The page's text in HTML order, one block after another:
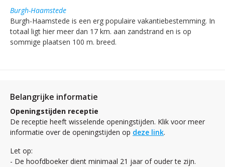
Burgh-Haamstede
Burgh-Haamstede is een erg populaire vakantiebestemming. In
totaal ligt hier meer dan 17 km. aan zandstrand en is op
sommige plaatsen 100 m. breed.
Belangrijke informatie
Openingstijden receptie
De receptie heeft wisselende openingstijden. Klik voor meer
informatie over de openingstijden op deze link.
Let op:
- De hoofdboeker dient minimaal 21 jaar of ouder te zijn.